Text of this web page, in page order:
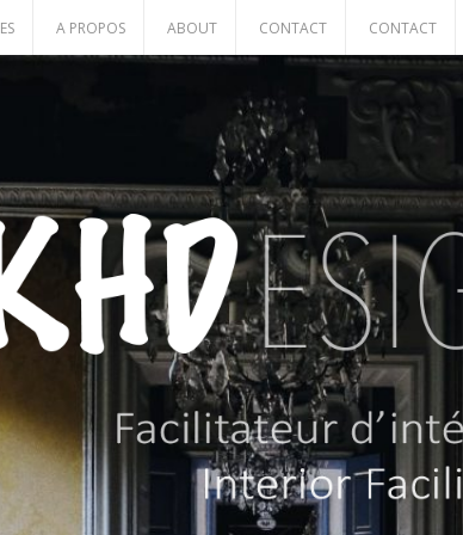
A PROPOS ABOUT CONTACT CONTACT